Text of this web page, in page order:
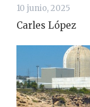
10 junio, 2025
Carles López